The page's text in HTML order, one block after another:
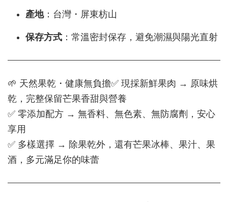
產地：台灣・屏東枋山
保存方式 ：常溫密封保存，避免潮濕與陽光直射
🌱 天然果乾・健康無負擔✅ 現採新鮮果肉 → 原味烘
乾，完整保留芒果香甜與營養
✅ 零添加配方 → 無香料、無色素、無防腐劑，安心
享用
✅ 多樣選擇 → 除果乾外，還有芒果冰棒、果汁、果
酒，多元滿足你的味蕾